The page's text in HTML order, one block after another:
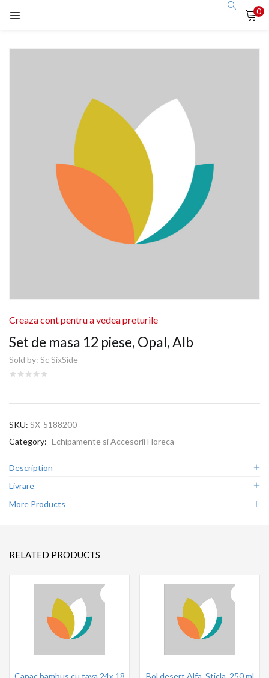
0
Set de masa 12 piese, Opal, Alb
Sold by: Sc SixSide
Creaza cont pentru a vedea preturile
SKU: SX-5188200
Category: Echipamente si Accesorii Horeca
Description
Livrare
More Products
RELATED PRODUCTS
Remember me
Lost password?